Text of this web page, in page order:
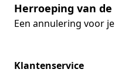
Herroeping van
Een annulering voor
Klantenservice